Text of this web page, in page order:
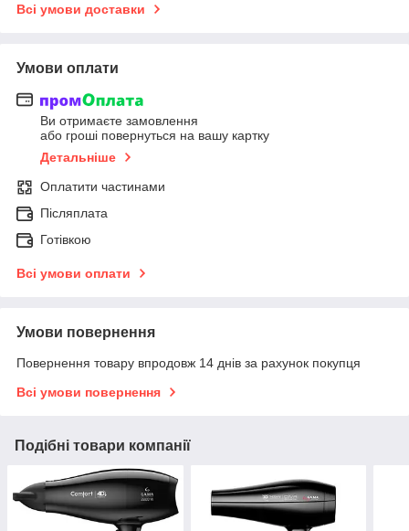
Всі умови доставки
Умови оплати
Ви отримаєте замовлення
або гроші повернуться на вашу картку
Детальніше
Оплатити частинами
Післяплата
Готівкою
Всі умови оплати
Умови повернення
Повернення товару впродовж 14 днів за рахунок покупця
Всі умови повернення
Подібні товари компанії